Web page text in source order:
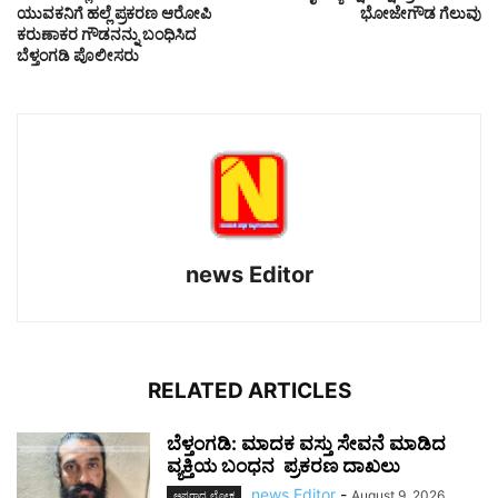
ಯುವಕನಿಗೆ ಹಲ್ಲೆ ಪ್ರಕರಣ ಆರೋಪಿ
ಕರುಣಾಕರ ಗೌಡನನ್ನು ಬಂಧಿಸಿದ
ಬೆಳ್ತಂಗಡಿ ಪೊಲೀಸರು
ಭೋಜೇಗೌಡ ಗೆಲುವು
news Editor
RELATED ARTICLES
ಬೆಳ್ತಂಗಡಿ: ಮಾದಕ ವಸ್ತು ಸೇವನೆ ಮಾಡಿದ
ವ್ಯಕ್ತಿಯ ಬಂಧನ ಪ್ರಕರಣ ದಾಖಲು
ಅಪರಾಧ ಲೋಕ news Editor -